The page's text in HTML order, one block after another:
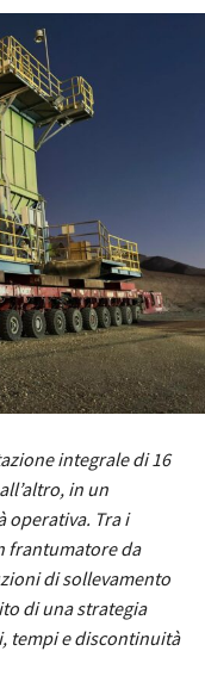
integrale di 16
in un
operativa. Tra i
frantumatore da
di sollevamento
di una strategia
tempi e discontinuità